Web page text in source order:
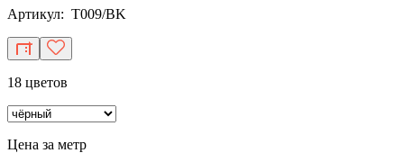
Артикул: T009/BK
18 цветов
Цена за метр